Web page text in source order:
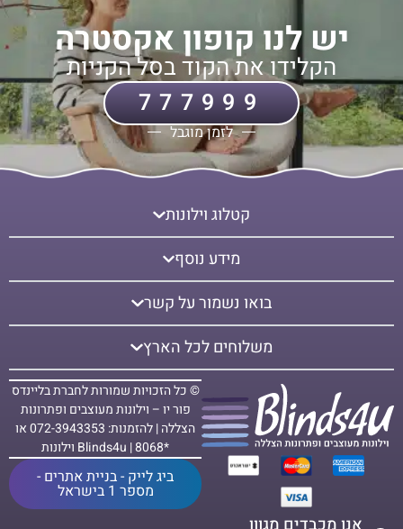
יש לנו קופון אקסטרה
הקלידו את הקוד בסל הקניות
777999
לזמן מוגבל
© כל הזכויות שמורות לחברת בליינדס
פור יו – וילונות מעוצבים ופתרונות
הצללה | להזמנות: 072-3943353 או
*8068 | Blinds4u וילונות
ביג לייק - בניית אתרים -
מספר 1 בישראל
קטלוג וילונות
מידע נוסף
בואו נשמור על קשר
משלוחים לכל הארץ